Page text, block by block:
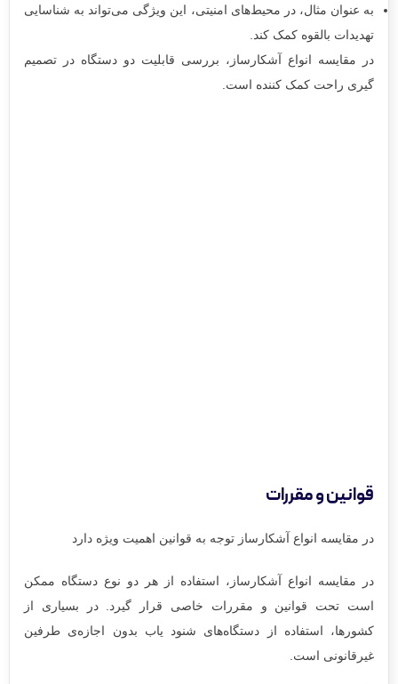
به عنوان مثال، در محیط‌های امنیتی، این ویژگی می‌تواند به شناسایی
تهدیدات بالقوه کمک کند.
در مقایسه انواع آشکارساز، بررسی قابلیت دو دستگاه در تصمیم
گیری راحت کمک کننده است.
قوانین و مقررات
در مقایسه‌ انواع آشکارساز توجه به قوانین اهمیت ویژه دارد
در مقایسه‌ انواع آشکارساز، استفاده از هر دو نوع دستگاه ممکن
است تحت قوانین و مقررات خاصی قرار گیرد. در بسیاری از
کشورها، استفاده از دستگاه‌های شنود یاب بدون اجازه‌ی طرفین
غیرقانونی است.